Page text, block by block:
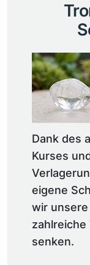
Dank des
Kurses
eigene
wir
senken.